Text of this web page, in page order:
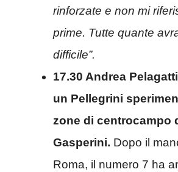
rinforzate e non mi
prime. Tutte quante
difficile”.
17.30 Andrea
un Pellegrini
zone di centrocampo
Gasperini. Dopo il
Roma, il numero 7 ha